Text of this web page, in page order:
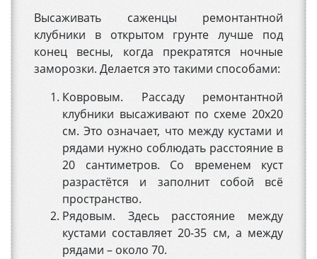
Высаживать саженцы ремонтантной
клубники в открытом грунте лучше под
конец весны, когда прекратятся ночные
заморозки. Делается это такими способами:
Ковровым. Рассаду ремонтантной
клубники высаживают по схеме 20х20
см. Это означает, что между кустами и
рядами нужно соблюдать расстояние в
20 сантиметров. Со временем куст
разрастётся и заполнит собой всё
пространство.
Рядовым. Здесь расстояние между
кустами составляет 20-35 см, а между
рядами – около 70.